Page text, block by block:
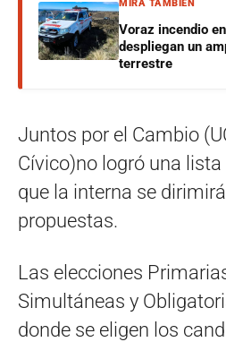
MIRÁ TAMBIÉN
Voraz incendio
despliegan un
terrestre
Juntos por el Cambio
Cívico)no logró una
que la interna se
propuestas.
Las elecciones
Simultáneas y
donde se eligen los